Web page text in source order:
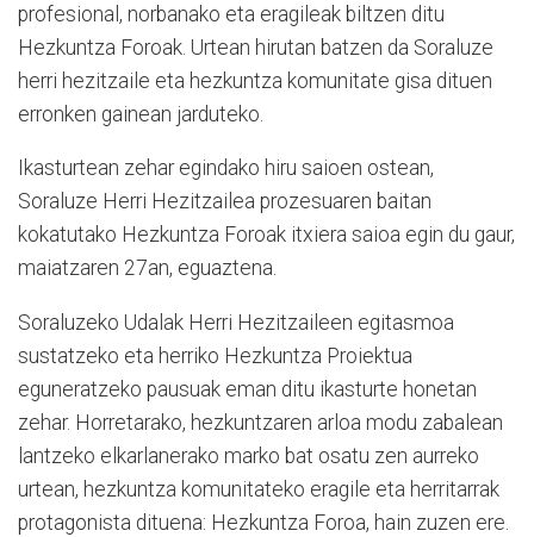
profesional, norbanako eta eragileak biltzen ditu
Hezkuntza Foroak. Urtean hirutan batzen da Soraluze
herri hezitzaile eta hezkuntza komunitate gisa dituen
erronken gainean jarduteko.
Ikasturtean zehar egindako hiru saioen ostean,
Soraluze Herri Hezitzailea prozesuaren baitan
kokatutako Hezkuntza Foroak itxiera saioa egin du gaur,
maiatzaren 27an, eguaztena.
Soraluzeko Udalak Herri Hezitzaileen egitasmoa
sustatzeko eta herriko Hezkuntza Proiektua
eguneratzeko pausuak eman ditu ikasturte honetan
zehar. Horretarako, hezkuntzaren arloa modu zabalean
lantzeko elkarlanerako marko bat osatu zen aurreko
urtean, hezkuntza komunitateko eragile eta herritarrak
protagonista dituena: Hezkuntza Foroa, hain zuzen ere.